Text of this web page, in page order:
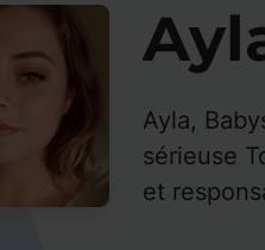
Ayla,
sérieuse
et